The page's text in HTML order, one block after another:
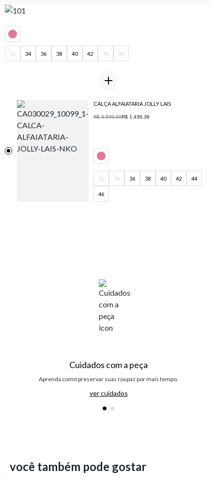
32 34 36 38 40 42 44 46
CALÇA ALFAIATARIA JOLLY LAIS
R$ 3.590,90R$ 1.436,36
32 34 36 38 40 42 44
46
Cuidados com a peça
Aprenda como preservar suas roupas por mais tempo.
ver cuidados
você também pode gostar